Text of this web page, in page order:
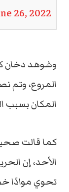
26, 2022
وشوهد دخان
المروع، وتم
المكان بسبب
كما قالت
الأحد، إن
تحوي موادًا